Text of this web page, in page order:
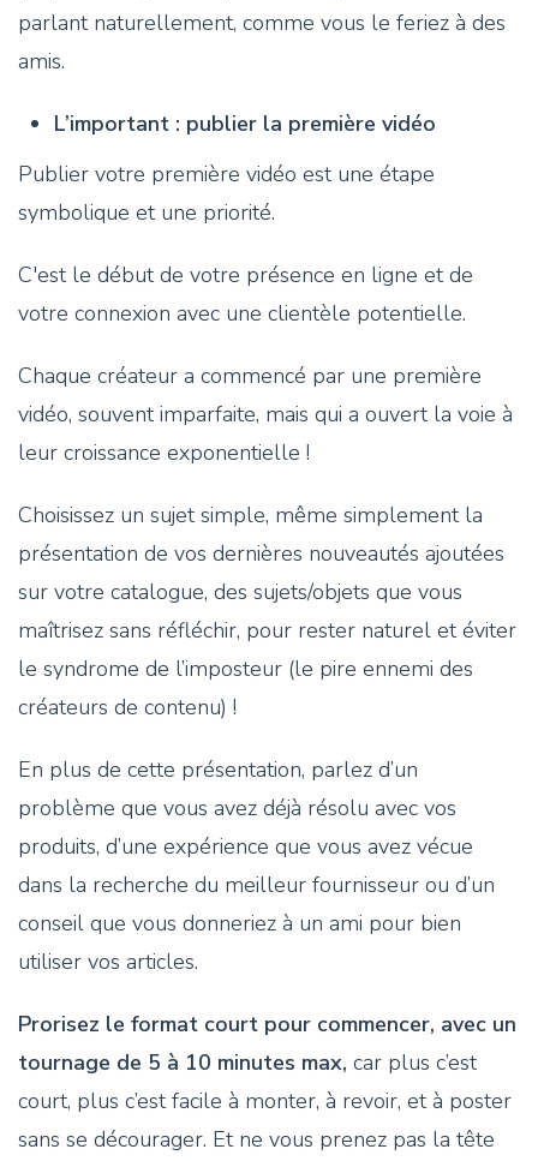
parlant naturellement, comme vous le feriez à des
amis.
L’important : publier la première vidéo
Publier votre première vidéo est une étape
symbolique et une priorité.
C'est le début de votre présence en ligne et de
votre connexion avec une clientèle potentielle.
Chaque créateur a commencé par une première
vidéo, souvent imparfaite, mais qui a ouvert la voie à
leur croissance exponentielle !
Choisissez un sujet simple, même simplement la
présentation de vos dernières nouveautés ajoutées
sur votre catalogue, des sujets/objets que vous
maîtrisez sans réfléchir, pour rester naturel et éviter
le syndrome de l’imposteur (le pire ennemi des
créateurs de contenu) !
En plus de cette présentation, parlez d’un
problème que vous avez déjà résolu avec vos
produits, d’une expérience que vous avez vécue
dans la recherche du meilleur fournisseur ou d’un
conseil que vous donneriez à un ami pour bien
utiliser vos articles.
Prorisez le format court pour commencer, avec un
tournage de 5 à 10 minutes max, car plus c’est
court, plus c’est facile à monter, à revoir, et à poster
sans se décourager. Et ne vous prenez pas la tête